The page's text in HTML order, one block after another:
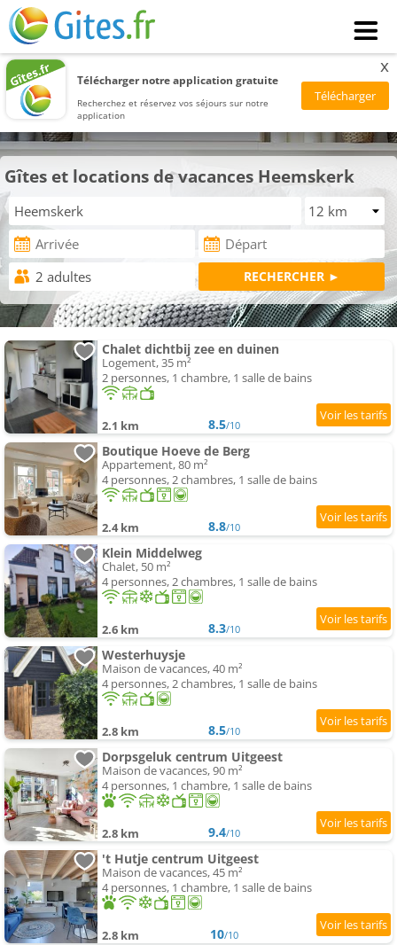
Télécharger notre application gratuite
Recherchez et réservez vos séjours sur notre
application
x
Gîtes et locations de vacances Heemskerk
Chalet dichtbij zee en duinen
Logement, 35 m²
2 personnes, 1 chambre, 1 salle de bains
2.1 km 8.5/10
Boutique Hoeve de Berg
Appartement, 80 m²
4 personnes, 2 chambres, 1 salle de bains
2.4 km 8.8/10
Klein Middelweg
Chalet, 50 m²
4 personnes, 2 chambres, 1 salle de bains
2.6 km 8.3/10
Westerhuysje
Maison de vacances, 40 m²
4 personnes, 2 chambres, 1 salle de bains
2.8 km 8.5/10
Dorpsgeluk centrum Uitgeest
Maison de vacances, 90 m²
4 personnes, 1 chambre, 1 salle de bains
2.8 km 9.4/10
't Hutje centrum Uitgeest
Maison de vacances, 45 m²
4 personnes, 1 chambre, 1 salle de bains
2.8 km 10/10